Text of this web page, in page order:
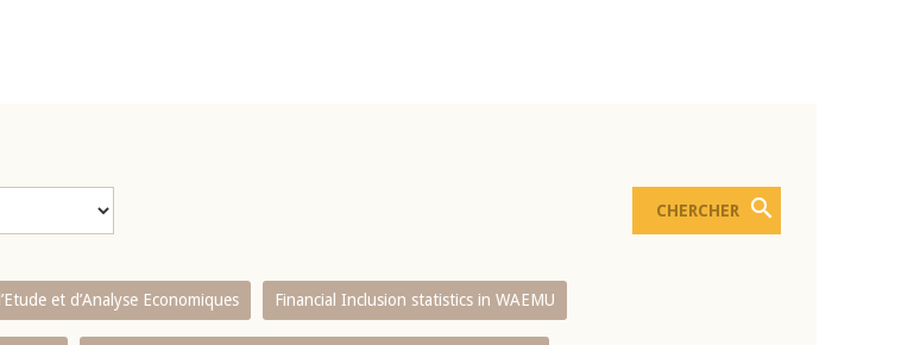
et d’Analyse Economiques Financial Inclusion statistics in WAEMU